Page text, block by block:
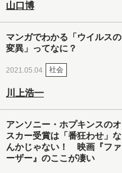
山口博
マンガでわかる「ウイルスの
変異」ってなに？
2021.05.04 社会
川上浩一
アンソニー・ホプキンスのオ
スカー受賞は「番狂わせ」な
んかじゃない！ 映画『ファ
ーザー』のここが凄い